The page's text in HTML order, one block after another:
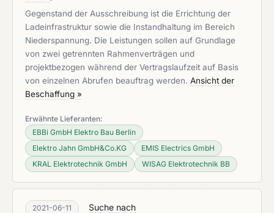
Gegenstand der Ausschreibung ist die Errichtung der
Ladeinfrastruktur sowie die Instandhaltung im Bereich
Niederspannung. Die Leistungen sollen auf Grundlage
von zwei getrennten Rahmenverträgen und
projektbezogen während der Vertragslaufzeit auf Basis
von einzelnen Abrufen beauftrag werden. Ansicht der
Beschaffung »
Erwähnte Lieferanten:
EBBi GmbH Elektro Bau Berlin
Elektro Jahn GmbH&Co.KG
EMIS Electrics GmbH
KRAL Elektrotechnik GmbH
WISAG Elektrotechnik BB
2021-06-11 Suche nach